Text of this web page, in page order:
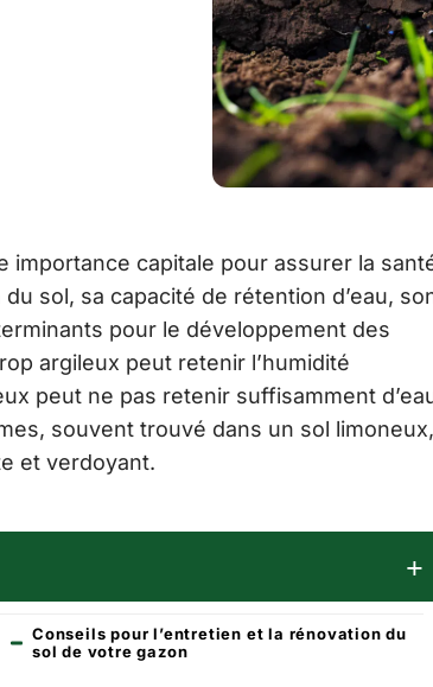
capitale pour assurer la
sol, sa capacité de rétention d’eau,
pour le développement des
argileux peut retenir l’humidité
peut ne pas retenir suffisamment
souvent trouvé dans un sol limoneux,
et verdoyant.
Conseils pour l’entretien et la rénovation du
sol de votre gazon